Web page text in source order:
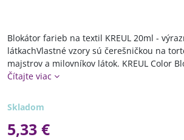
Blokátor farieb na textil KREUL 20ml -
látkachVlastné vzory sú čerešničkou na
majstrov a milovníkov látok. KREUL Color
Čítajte viac
Skladom
5,33 €